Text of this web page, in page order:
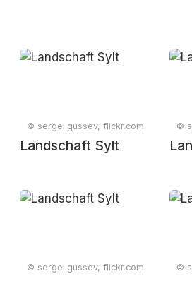
© sergei.gussev, flickr.com
Landschaft Sylt
©
© sergei.gussev, flickr.com ©